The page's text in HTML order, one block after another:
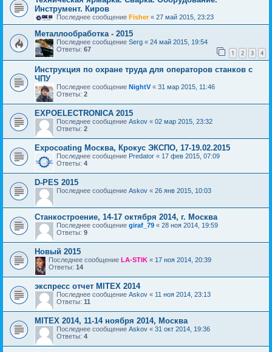
Инструмент. Киров
Последнее сообщение Fisher« 27 май 2015, 23:23
Металлообработка - 2015
Последнее сообщение Serg « 24 май 2015, 19:54
Ответы: 67 1 2 3 4
Инструкция по охране труда для операторов станков с
ЧПУ
Последнее сообщение NightV« 31 мар 2015, 11:46
Ответы: 2
EXPOELECTRONICA 2015
Последнее сообщение Askov « 02 мар 2015, 23:32
Ответы: 2
Expocoating Москва, Крокус ЭКСПО, 17-19.02.2015
Последнее сообщение Predator « 17 фев 2015, 07:09
Ответы: 4
D-PES 2015
Последнее сообщение Askov « 26 янв 2015, 10:03
Станкостроение, 14-17 октября 2014, г. Москва
Последнее сообщение giraf_79 « 28 ноя 2014, 19:59
Ответы: 9
Новый 2015
Последнее сообщение LA-STIK « 17 ноя 2014, 20:39
Ответы: 14
экспресс отчет MITEX 2014
Последнее сообщение Askov « 11 ноя 2014, 23:13
Ответы: 11
MITEX 2014, 11-14 ноября 2014, Москва
Последнее сообщение Askov « 31 окт 2014, 19:36
Ответы: 4